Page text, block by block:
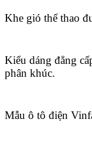
Khe gió thể thao
Kiểu dáng đẳng
phân khúc.
Mẫu ô tô điện